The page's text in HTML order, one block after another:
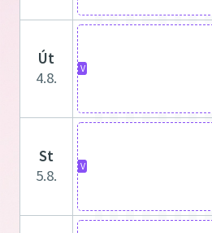
út
4.8.
V
st
5.8.
V